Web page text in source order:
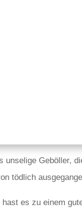
unselige Geböller,
tödlich
es zu einem